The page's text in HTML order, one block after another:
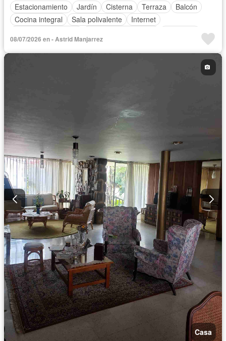
Estacionamiento
Jardín Cisterna Terraza
Balcón
Cocina integral
Sala polivalente
Internet
Sin amueblar
08/07/2026 en - Astrid Manjarrez
Casa